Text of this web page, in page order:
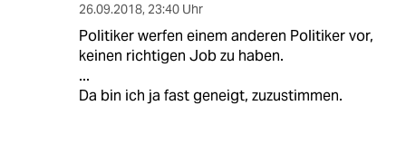
26.09.2018, 23:40 Uhr
Politiker werfen einem anderen Politiker vor,
keinen richtigen Job zu haben.
...
Da bin ich ja fast geneigt, zuzustimmen.